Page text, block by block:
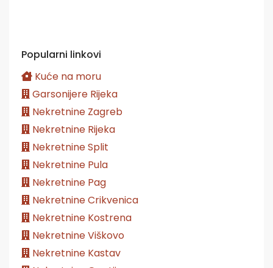
Popularni linkovi
Kuće na moru
Garsonijere Rijeka
Nekretnine Zagreb
Nekretnine Rijeka
Nekretnine Split
Nekretnine Pula
Nekretnine Pag
Nekretnine Crikvenica
Nekretnine Kostrena
Nekretnine Viškovo
Nekretnine Kastav